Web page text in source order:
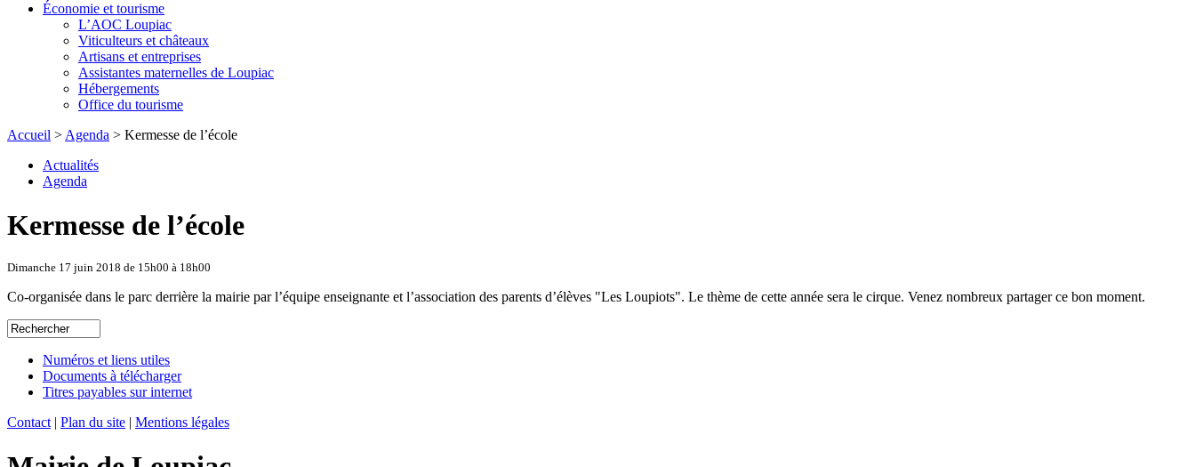
Économie et tourisme
L’AOC Loupiac
Viticulteurs et châteaux
Artisans et entreprises
Assistantes maternelles de Loupiac
Hébergements
Office du tourisme
Accueil > Agenda > Kermesse de l’école
Actualités
Agenda
Kermesse de l’école
Dimanche 17 juin 2018 de 15h00 à 18h00
Co-organisée dans le parc derrière la mairie par l’équipe enseignante et l’association des parents d’élèves "Les Loupiots". Le thème de cette année sera le cirque. Venez nombreux partager ce bon moment.
Numéros et liens utiles
Documents à télécharger
Titres payables sur internet
Contact | Plan du site | Mentions légales